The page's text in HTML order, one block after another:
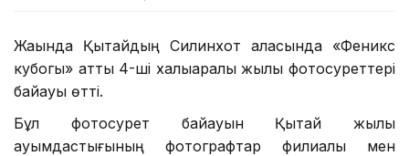
Жақында Қытайдың Силинхот қаласында «Феникс
кубогы» атты 4-ші халықаралық жылқы фотосуреттері
байқауы өтті.
Бұл фотосурет байқауын Қытай жылқы
қауымдастығының фотографтар филиалы мен